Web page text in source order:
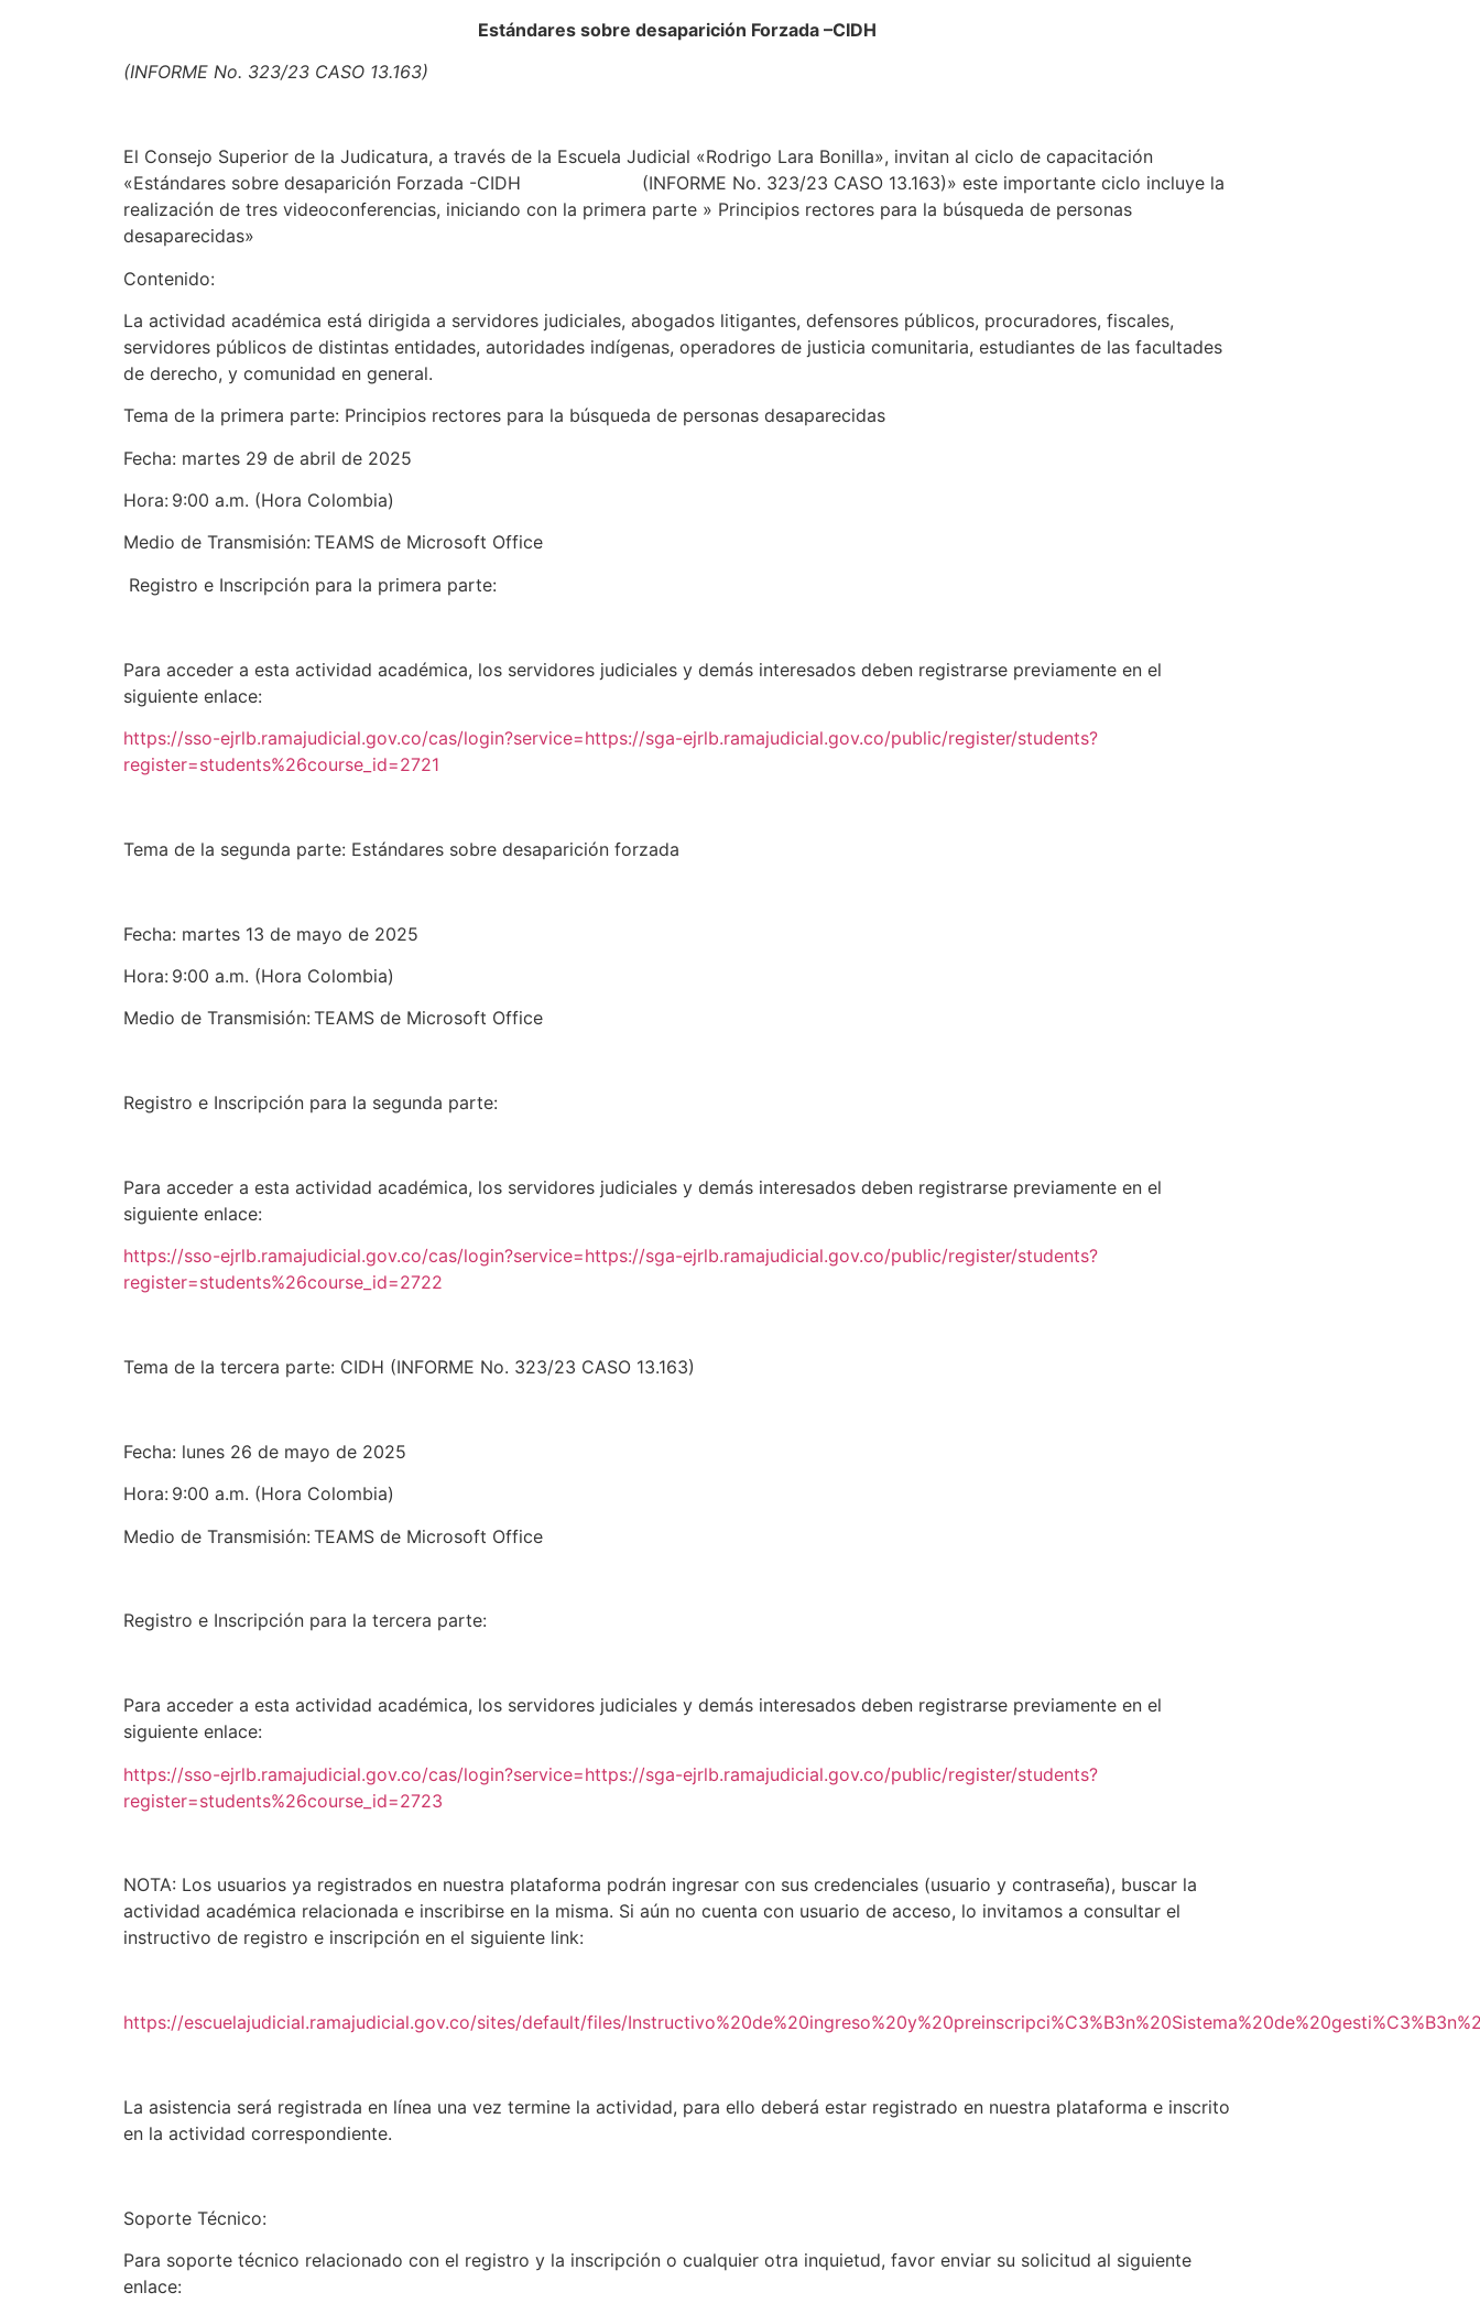
Estándares sobre desaparición Forzada –CIDH
(INFORME No. 323/23 CASO 13.163)
El Consejo Superior de la Judicatura, a través de la Escuela Judicial «Rodrigo Lara Bonilla», invitan al ciclo de capacitación
«Estándares sobre desaparición Forzada -CIDH (INFORME No. 323/23 CASO 13.163)» este importante ciclo incluye la
realización de tres videoconferencias, iniciando con la primera parte » Principios rectores para la búsqueda de personas
desaparecidas»
Contenido:
La actividad académica está dirigida a servidores judiciales, abogados litigantes, defensores públicos, procuradores, fiscales,
servidores públicos de distintas entidades, autoridades indígenas, operadores de justicia comunitaria, estudiantes de las facultades
de derecho, y comunidad en general.
Tema de la primera parte: Principios rectores para la búsqueda de personas desaparecidas
Fecha: martes 29 de abril de 2025
Hora: 9:00 a.m. (Hora Colombia)
Medio de Transmisión: TEAMS de Microsoft Office
Registro e Inscripción para la primera parte:
Para acceder a esta actividad académica, los servidores judiciales y demás interesados deben registrarse previamente en el
siguiente enlace:
https://sso-ejrlb.ramajudicial.gov.co/cas/login?service=https://sga-ejrlb.ramajudicial.gov.co/public/register/students?
register=students%26course_id=2721
Tema de la segunda parte: Estándares sobre desaparición forzada
Fecha: martes 13 de mayo de 2025
Hora: 9:00 a.m. (Hora Colombia)
Medio de Transmisión: TEAMS de Microsoft Office
Registro e Inscripción para la segunda parte:
Para acceder a esta actividad académica, los servidores judiciales y demás interesados deben registrarse previamente en el
siguiente enlace:
https://sso-ejrlb.ramajudicial.gov.co/cas/login?service=https://sga-ejrlb.ramajudicial.gov.co/public/register/students?
register=students%26course_id=2722
Tema de la tercera parte: CIDH (INFORME No. 323/23 CASO 13.163)
Fecha: lunes 26 de mayo de 2025
Hora: 9:00 a.m. (Hora Colombia)
Medio de Transmisión: TEAMS de Microsoft Office
Registro e Inscripción para la tercera parte:
Para acceder a esta actividad académica, los servidores judiciales y demás interesados deben registrarse previamente en el
siguiente enlace:
https://sso-ejrlb.ramajudicial.gov.co/cas/login?service=https://sga-ejrlb.ramajudicial.gov.co/public/register/students?
register=students%26course_id=2723
NOTA: Los usuarios ya registrados en nuestra plataforma podrán ingresar con sus credenciales (usuario y contraseña), buscar la
actividad académica relacionada e inscribirse en la misma. Si aún no cuenta con usuario de acceso, lo invitamos a consultar el
instructivo de registro e inscripción en el siguiente link:
https://escuelajudicial.ramajudicial.gov.co/sites/default/files/
La asistencia será registrada en línea una vez termine la actividad, para ello deberá estar registrado en nuestra plataforma e inscrito
en la actividad correspondiente.
Soporte Técnico:
Para soporte técnico relacionado con el registro y la inscripción o cualquier otra inquietud, favor enviar su solicitud al siguiente
enlace: